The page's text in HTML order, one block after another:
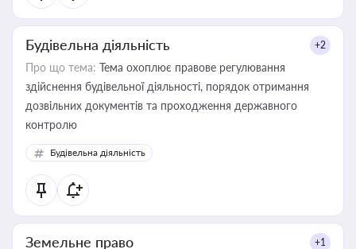
Будівельна діяльність +2
Про що тема: Тема охоплює правове регулювання
здійснення будівельної діяльності, порядок отримання
дозвільних документів та проходження державного
контролю
Будівельна діяльність
Земельне право +1